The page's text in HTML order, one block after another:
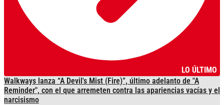
LO ÚLTIMO
Walkways lanza “A Devil's Mist (Fire)”, último adelanto de "A
Reminder", con el que arremeten contra las apariencias vacías y el
narcisismo